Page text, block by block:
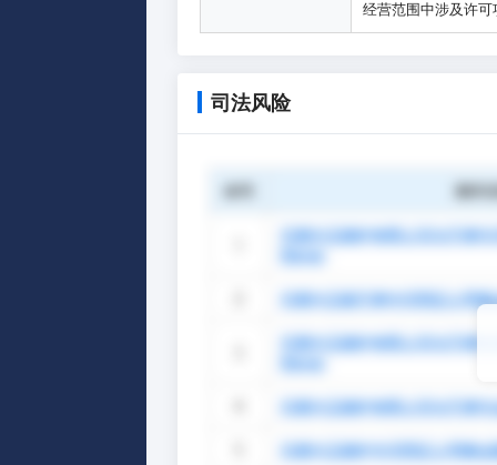
经营范围中涉及许
司法风险